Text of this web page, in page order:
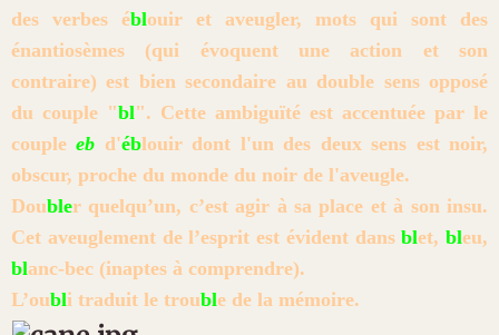
des verbes éblouir et aveugler, mots qui sont des
énantiosèmes (qui évoquent une action et son
contraire) est bien secondaire au double sens opposé
du couple "bl". Cette ambiguïté est accentuée par le
coupleeb d'éblouir dont l'un des deux sens est noir,
obscur, proche du monde du noir de l'aveugle.
Doubler quelqu’un, c’est agir à sa place et à son insu.
Cet aveuglement de l’esprit est évident dansblet, bleu,
blanc-bec (inaptes à comprendre).
L’oubli traduit le trouble de la mémoire.